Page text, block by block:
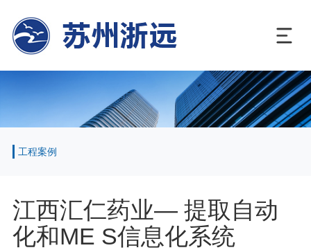
工程案例
江西汇仁药业— 提取自动
化和ME S信息化系统